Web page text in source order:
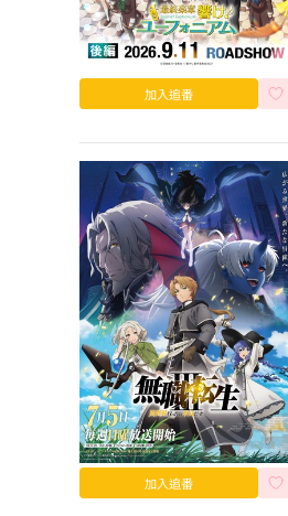
加入追番
加入追番